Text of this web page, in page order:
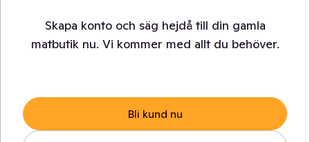
Skapa konto och säg hejdå till din gamla
matbutik nu. Vi kommer med allt du behöver.
Bli kund nu